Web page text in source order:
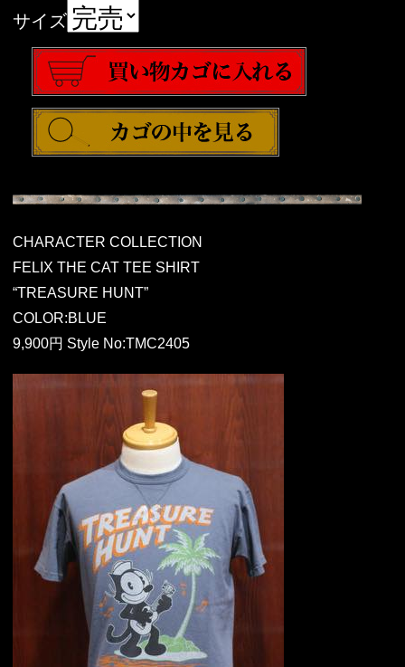
サイズ
CHARACTER COLLECTION
FELIX THE CAT TEE SHIRT
“TREASURE HUNT”
COLOR:BLUE
9,900円 Style No:TMC2405